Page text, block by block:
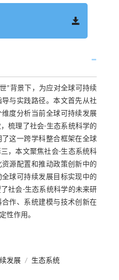
”背景下，为应对全球可持续
与实践路径。本文首先从社
度分析当前全球可持续发展
梳理了社会-生态系统科学的
这一跨学科整合框架在全球
，本文聚焦社会-生态系统科
源配置和推动政策创新中的
球可持续发展目标实现中的
社会-生态系统科学的未来研
作、系统建模与技术创新在
性作用。
发展 / 生态系统